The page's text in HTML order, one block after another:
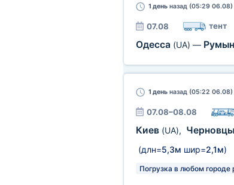
1 деньназад (05:29 06.08)
07.08 тент
Одесса (UA) —
1 деньназад (05:22 06.08)
07.08–08.08
Киев (UA), Черновцы
(длн=5,3м шир=2,1м)
Погрузка в любом городе